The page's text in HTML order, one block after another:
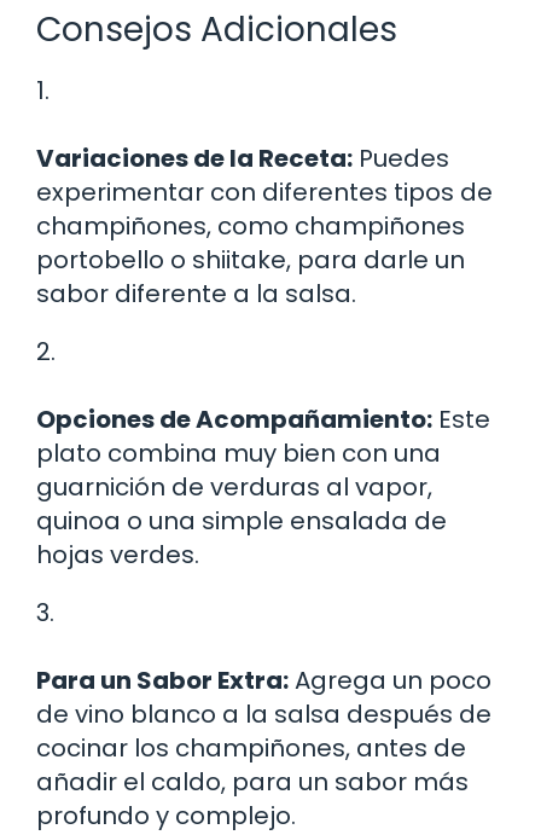
Consejos Adicionales
1.
Variaciones de la Receta: Puedes
experimentar con diferentes tipos de
champiñones, como champiñones
portobello o shiitake, para darle un
sabor diferente a la salsa.
2.
Opciones de Acompañamiento: Este
plato combina muy bien con una
guarnición de verduras al vapor,
quinoa o una simple ensalada de
hojas verdes.
3.
Para un Sabor Extra:Agrega un poco
de vino blanco a la salsa después de
cocinar los champiñones, antes de
añadir el caldo, para un sabor más
profundo y complejo.